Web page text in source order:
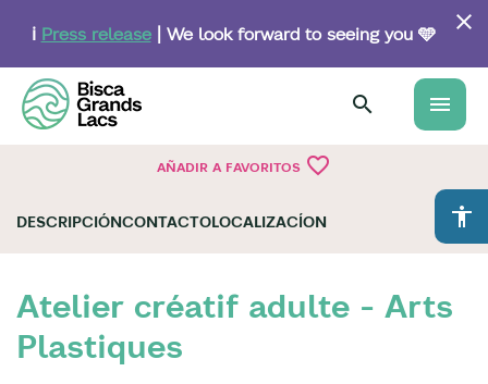
content
ℹ️ Press release| We look forward to seeing you 🩵
menu
AÑADIR A FAVORITOS favorite_border
accessibility
DESCRIPCIÓNCONTACTOLOCALIZACÍON
Atelier créatif adulte - Arts
Plastiques